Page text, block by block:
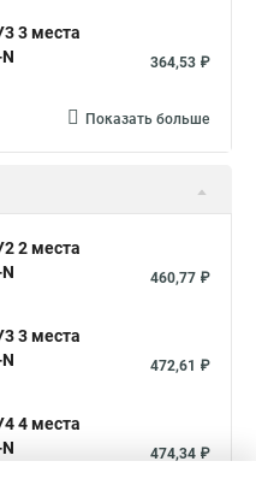
3 места
364,53 ₽
Показать больше
2 места
460,77 ₽
3 места
472,61 ₽
4 места
474,34 ₽